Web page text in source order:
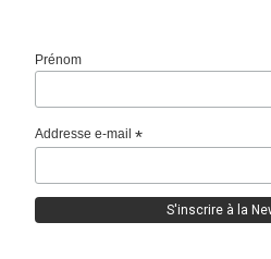
Prénom
Addresse e-mail*